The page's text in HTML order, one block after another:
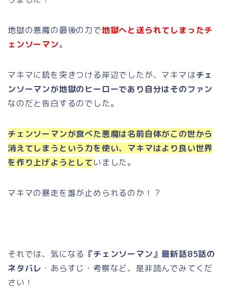
地獄の悪魔の最後の力で地獄へと送られてしまったチ
ェンソーマン。
マキマに銃を突きつける岸辺でしたが、マキマはチェ
ンソーマンが地獄のヒーローであり自分はそのファン
なのだと告白するのでした。
チェンソーマンが食べた悪魔は名前自体がこの世から
消えてしまうという力を使い、マキマはより良い世界
を作り上げようとしていました。
マキマの暴走を誰が止められるのか！？
それでは、気になる 『チェンソーマン』最新話85話の
ネタバレ ・あらすじ・考察など、是非読んでみてくだ
さい！